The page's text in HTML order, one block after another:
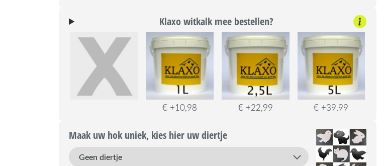
Klaxo witkalk mee bestellen?
€ +10,98 € +22,99 € +39,99
Maak uw hok uniek, kies hier uw diertje